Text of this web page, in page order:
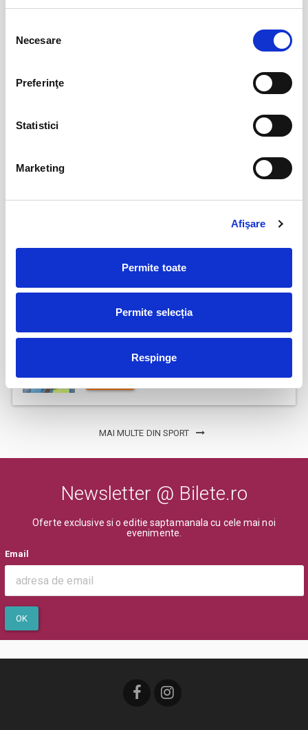
consimțământului
Necesare
Preferinţe
Statistici
Marketing
Afişare
Permite toate
Permite selecția
Respinge
03
iul
BILETE
04
iul
BILETE
MAI MULTE DIN SPORT
Newsletter @ Bilete.ro
Oferte exclusive si o editie saptamanala cu cele mai noi
evenimente.
Email
OK